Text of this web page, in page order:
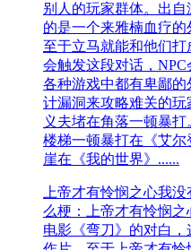
别人的玩家群体。出
的是一个来雅楠血疗
至于立马就能和他们
会触发这段对话，
各种游戏中都有卑鄙
计漏洞来攻略难关的
义夫堵在角落一顿暴
楼梯一顿暴打在《艾
崖在《我的世界》......
上帝才有怜悯之心我没
么梗：上帝才有怜悯
电影《弯刀》的对白